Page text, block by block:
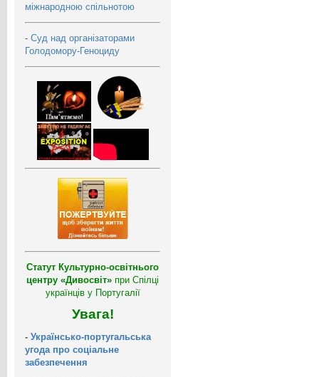
міжнародною спільнотою
- Суд над організаторами
Голодомору-Геноциду
Статут Культурно-освітнього
центру «Дивосвіт» при Спілці
українців у Португалії
Увага!
- Українсько-португальська
угода про соціальне
забезпечення